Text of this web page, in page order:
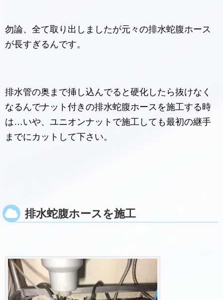
勿論、全て取り出しましたが元々の排水蛇腹ホース
が長すぎるんです。
排水管の奥まで挿し込んでると硬化したら抜けなく
なるんでナット付きの排水蛇腹ホースを施工する時
は…いや、ユニオンナットで施工しても最初の継手
までにカットして下さい。
排水蛇腹ホースを施工